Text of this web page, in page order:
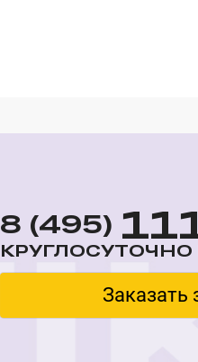
8 (495)
Заказать